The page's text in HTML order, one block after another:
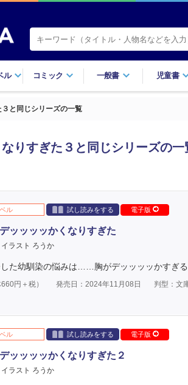
ル コミック 一般書 児童書
と同じシリーズの一覧
りすぎた３と同じシリーズの一
ル 試し読みをする 電子版
ッッッッかくなりすぎた
イラスト ろうか
た幼馴染の悩みは……胸がデッッッッかすぎ
660円＋税） 発売日：2024年11月08日 判型：文
ル 試し読みをする 電子版
ッッッッかくなりすぎた２
イラスト ろうか